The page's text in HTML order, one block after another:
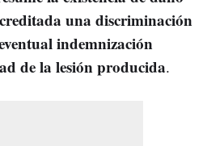
una discriminación
indemnización
de la lesión producida.